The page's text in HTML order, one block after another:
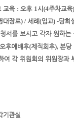
교육 : 오후 1 시(4주차교육)
대장로) / 세례 (입교) -당회
서를 보시고 각자 원하
오후예배후(제직회후), 본당
여 각 위원회의 위원장과
기관실